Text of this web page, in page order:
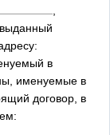
, выданный
в
именуемые в
договор, в